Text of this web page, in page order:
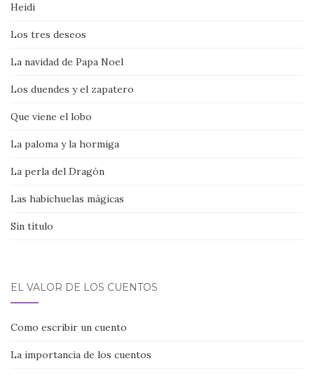
Heidi
Los tres deseos
La navidad de Papa Noel
Los duendes y el zapatero
Que viene el lobo
La paloma y la hormiga
La perla del Dragón
Las habichuelas mágicas
Sin título
EL VALOR DE LOS CUENTOS
Como escribir un cuento
La importancia de los cuentos